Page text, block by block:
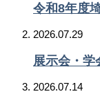
令和8年度
2026.07.29
展示会・学
2026.07.14